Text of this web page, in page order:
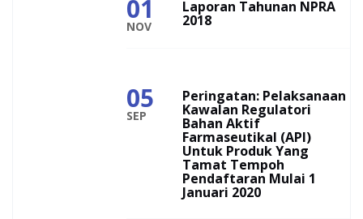
01
NOV
Laporan Tahunan NPRA
2018
05
SEP
Peringatan: Pelaksanaan
Kawalan Regulatori
Bahan Aktif
Farmaseutikal (API)
Untuk Produk Yang
Tamat Tempoh
Pendaftaran Mulai 1
Januari 2020